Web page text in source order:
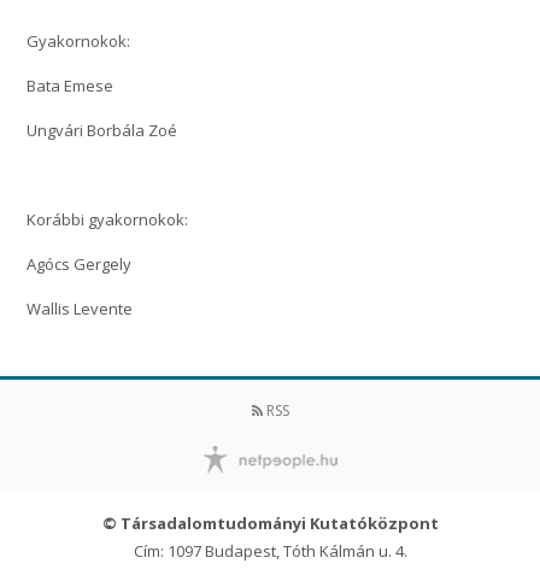
Gyakornokok:
Bata Emese
Ungvári Borbála Zoé
Korábbi gyakornokok:
Agócs Gergely
Wallis Levente
RSS
© Társadalomtudományi Kutatóközpont
Cím: 1097 Budapest, Tóth Kálmán u. 4.